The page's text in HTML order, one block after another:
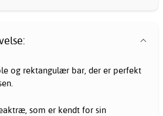
og rektangulær bar, der er perfekt
som er kendt for sin